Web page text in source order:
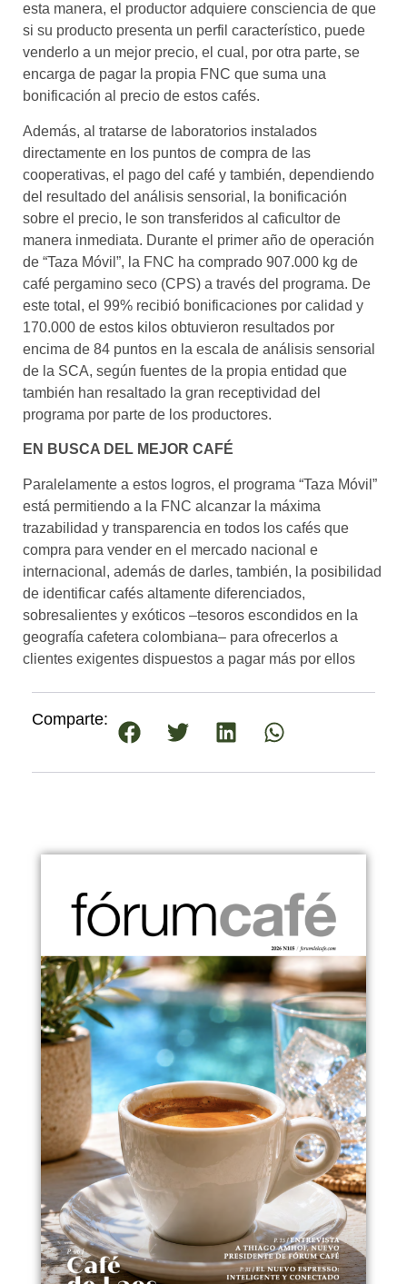
esta manera, el productor adquiere consciencia de que
si su producto presenta un perfil característico, puede
venderlo a un mejor precio, el cual, por otra parte, se
encarga de pagar la propia FNC que suma una
bonificación al precio de estos cafés.
Además, al tratarse de laboratorios instalados
directamente en los puntos de compra de las
cooperativas, el pago del café y también, dependiendo
del resultado del análisis sensorial, la bonificación
sobre el precio, le son transferidos al caficultor de
manera inmediata. Durante el primer año de operación
de “Taza Móvil”, la FNC ha comprado 907.000 kg de
café pergamino seco (CPS) a través del programa. De
este total, el 99% recibió bonificaciones por calidad y
170.000 de estos kilos obtuvieron resultados por
encima de 84 puntos en la escala de análisis sensorial
de la SCA, según fuentes de la propia entidad que
también han resaltado la gran receptividad del
programa por parte de los productores.
EN BUSCA DEL MEJOR CAFÉ​
Paralelamente a estos logros, el programa “Taza Móvil”
está permitiendo a la FNC alcanzar la máxima
trazabilidad y transparencia en todos los cafés que
compra para vender en el mercado nacional e
internacional, además de darles, también, la posibilidad
de identificar cafés altamente diferenciados,
sobresalientes y exóticos –tesoros escondidos en la
geografía cafetera colombiana– para ofrecerlos a
clientes exigentes dispuestos a pagar más por ellos
Comparte: